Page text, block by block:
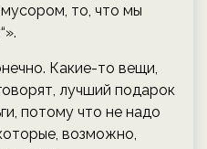
то, что мы
Какие-то вещи,
лучший подарок
потому что не надо
возможно,